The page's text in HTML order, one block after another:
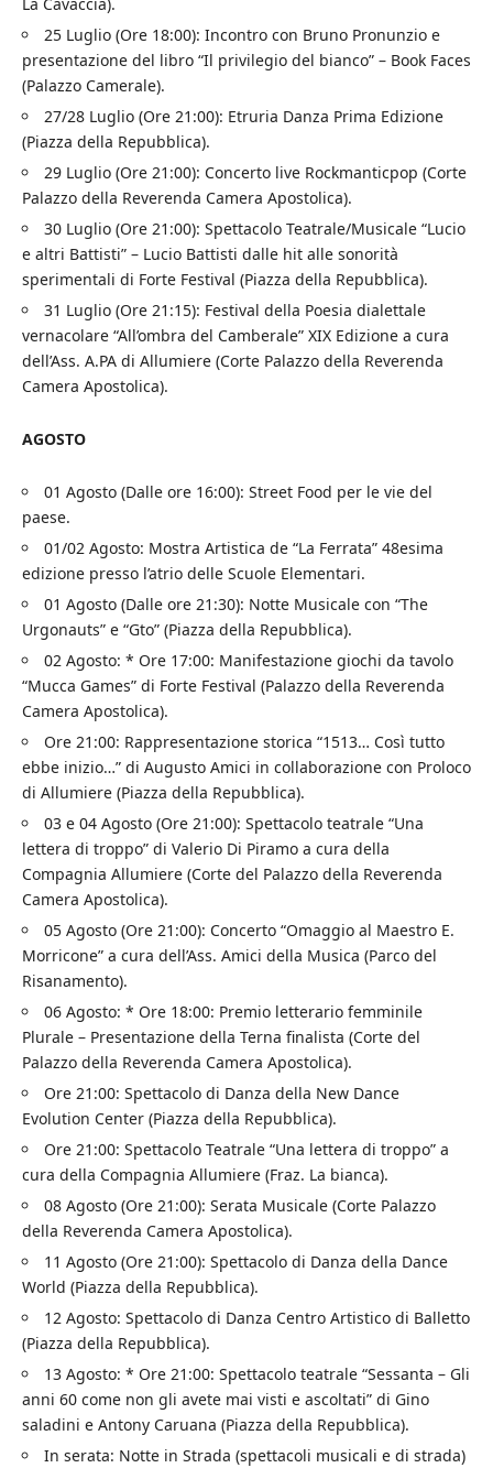
25 Luglio (Ore 18:00): Incontro con Bruno Pronunzio e
presentazione del libro “Il privilegio del bianco” – Book Faces
(Palazzo Camerale).
27/28 Luglio (Ore 21:00): Etruria Danza Prima Edizione
(Piazza della Repubblica).
29 Luglio (Ore 21:00): Concerto live Rockmanticpop (Corte
Palazzo della Reverenda Camera Apostolica).
30 Luglio (Ore 21:00): Spettacolo Teatrale/Musicale “Lucio
e altri Battisti” – Lucio Battisti dalle hit alle sonorità
sperimentali di Forte Festival (Piazza della Repubblica).
31 Luglio (Ore 21:15): Festival della Poesia dialettale
vernacolare “All’ombra del Camberale” XIX Edizione a cura
dell’Ass. A.PA di Allumiere (Corte Palazzo della Reverenda
Camera Apostolica).
AGOSTO
01 Agosto (Dalle ore 16:00): Street Food per le vie del
paese.
01/02 Agosto: Mostra Artistica de “La Ferrata” 48esima
edizione presso l’atrio delle Scuole Elementari.
01 Agosto (Dalle ore 21:30): Notte Musicale con “The
Urgonauts” e “Gto” (Piazza della Repubblica).
02 Agosto: * Ore 17:00: Manifestazione giochi da tavolo
“Mucca Games” di Forte Festival (Palazzo della Reverenda
Camera Apostolica).
Ore 21:00: Rappresentazione storica “1513… Così tutto
ebbe inizio…” di Augusto Amici in collaborazione con Proloco
di Allumiere (Piazza della Repubblica).
03 e 04 Agosto (Ore 21:00): Spettacolo teatrale “Una
lettera di troppo” di Valerio Di Piramo a cura della
Compagnia Allumiere (Corte del Palazzo della Reverenda
Camera Apostolica).
05 Agosto (Ore 21:00): Concerto “Omaggio al Maestro E.
Morricone” a cura dell’Ass. Amici della Musica (Parco del
Risanamento).
06 Agosto: * Ore 18:00: Premio letterario femminile
Plurale – Presentazione della Terna finalista (Corte del
Palazzo della Reverenda Camera Apostolica).
Ore 21:00: Spettacolo di Danza della New Dance
Evolution Center (Piazza della Repubblica).
Ore 21:00: Spettacolo Teatrale “Una lettera di troppo” a
cura della Compagnia Allumiere (Fraz. La bianca).
08 Agosto (Ore 21:00): Serata Musicale (Corte Palazzo
della Reverenda Camera Apostolica).
11 Agosto (Ore 21:00): Spettacolo di Danza della Dance
World (Piazza della Repubblica).
12 Agosto: Spettacolo di Danza Centro Artistico di Balletto
(Piazza della Repubblica).
13 Agosto: * Ore 21:00: Spettacolo teatrale “Sessanta – Gli
anni 60 come non gli avete mai visti e ascoltati” di Gino
saladini e Antony Caruana (Piazza della Repubblica).
In serata: Notte in Strada (spettacoli musicali e di strada)